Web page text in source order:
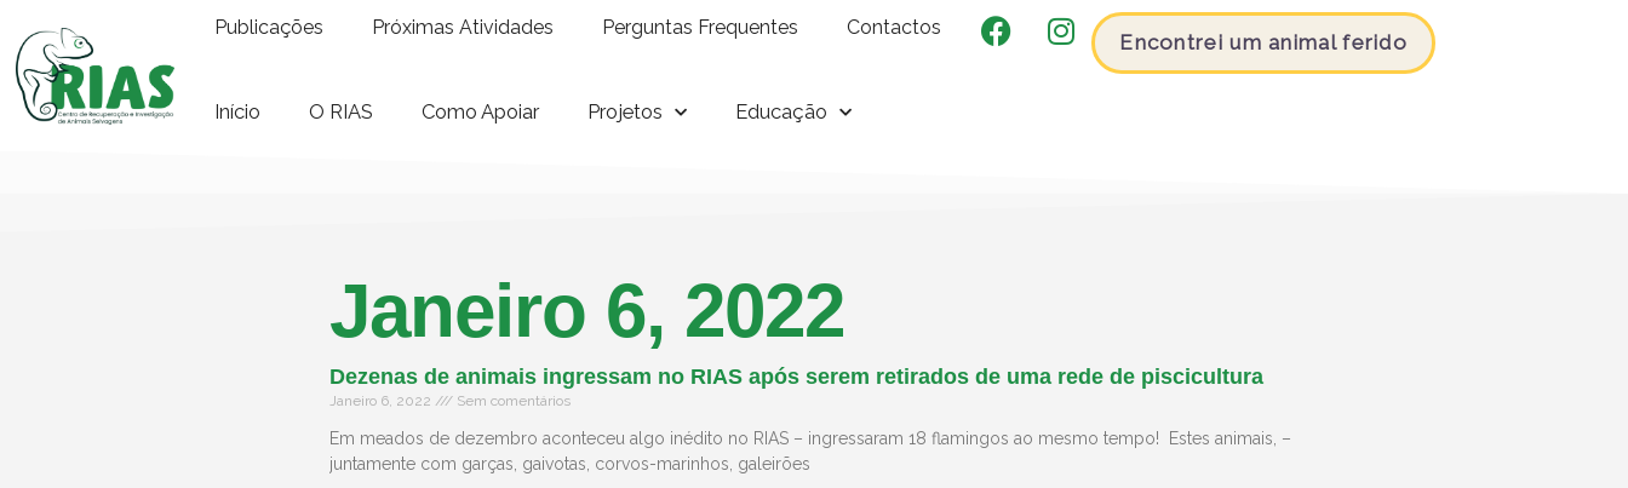
Publicações Próximas Atividades Perguntas Frequentes Contactos
Encontrei um animal ferido
Início O RIAS Como Apoiar Projetos Educação
Janeiro 6, 2022
Dezenas de animais ingressam no RIAS após serem retirados de uma rede de piscicultura
Janeiro 6, 2022 Sem comentários
Em meados de dezembro aconteceu algo inédito no RIAS – ingressaram 18 flamingos ao mesmo tempo! Estes animais, –
juntamente com garças, gaivotas, corvos-marinhos, galeirões